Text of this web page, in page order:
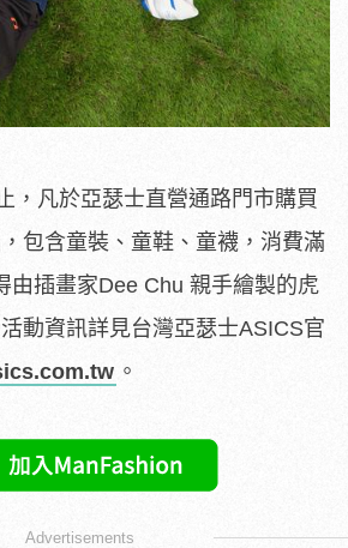
，凡於亞瑟士直營通路門市購買
包含童裝、童鞋、童襪，消費滿
由插畫家Dee Chu 親手繪製的虎
動資訊詳見台灣亞瑟士ASICS官
。
Advertisements